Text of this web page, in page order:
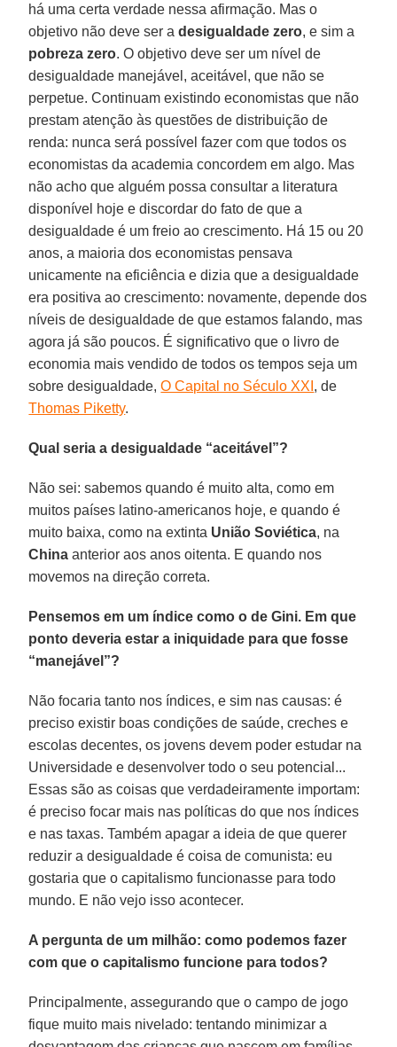
há uma certa verdade nessa afirmação. Mas o
objetivo não deve ser adesigualdade zero, e sim a
pobreza zero. O objetivo deve ser um nível de
desigualdade manejável, aceitável, que não se
perpetue. Continuam existindo economistas que não
prestam atenção às questões de distribuição de
renda: nunca será possível fazer com que todos os
economistas da academia concordem em algo. Mas
não acho que alguém possa consultar a literatura
disponível hoje e discordar do fato de que a
desigualdade é um freio ao crescimento. Há 15 ou 20
anos, a maioria dos economistas pensava
unicamente na eficiência e dizia que a desigualdade
era positiva ao crescimento: novamente, depende dos
níveis de desigualdade de que estamos falando, mas
agora já são poucos. É significativo que o livro de
economia mais vendido de todos os tempos seja um
sobre desigualdade,O Capital no Século XXI , de
Thomas Piketty.
Qual seria a desigualdade “aceitável”?
Não sei: sabemos quando é muito alta, como em
muitos países latino-americanos hoje, e quando é
muito baixa, como na extinta União Soviética, na
China anterior aos anos oitenta. E quando nos
movemos na direção correta.
Pensemos em um índice como o de Gini. Em que
ponto deveria estar a iniquidade para que fosse
“manejável”?
Não focaria tanto nos índices, e sim nas causas: é
preciso existir boas condições de saúde, creches e
escolas decentes, os jovens devem poder estudar na
Universidade e desenvolver todo o seu potencial...
Essas são as coisas que verdadeiramente importam:
é preciso focar mais nas políticas do que nos índices
e nas taxas. Também apagar a ideia de que querer
reduzir a desigualdade é coisa de comunista: eu
gostaria que o capitalismo funcionasse para todo
mundo. E não vejo isso acontecer.
A pergunta de um milhão: como podemos fazer
com que o capitalismo funcione para todos?
Principalmente, assegurando que o campo de jogo
fique muito mais nivelado: tentando minimizar a